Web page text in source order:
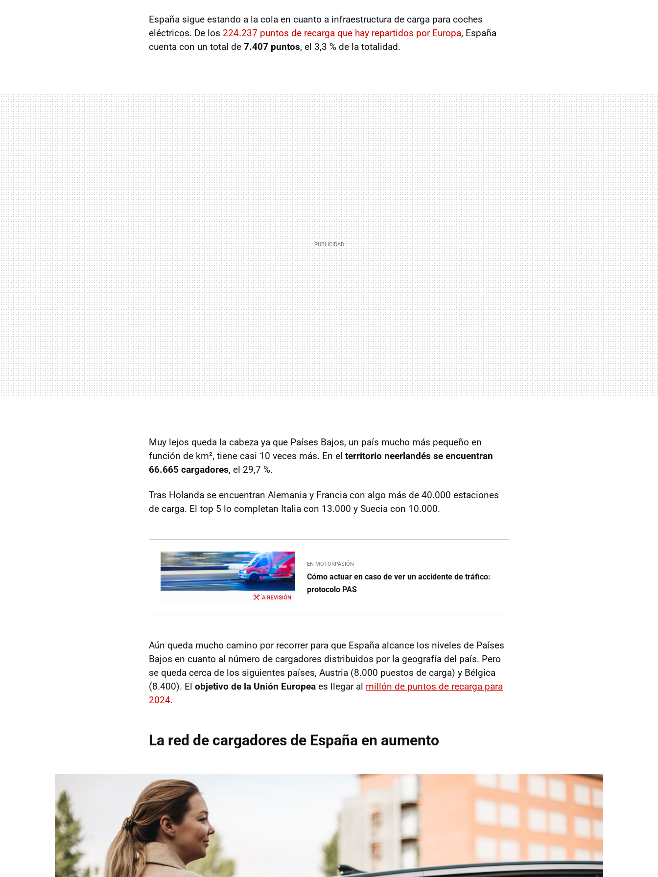
España sigue estando a la cola en cuanto a infraestructura de carga para coches
eléctricos. De los 224.237 puntos de recarga que hay repartidos por Europa, España
cuenta con un total de 7.407 puntos, el 3,3 % de la totalidad.
Muy lejos queda la cabeza ya que Países Bajos, un país mucho más pequeño en
función de km², tiene casi 10 veces más. En el territorio neerlandés se encuentran
66.665 cargadores, el 29,7 %.
Tras Holanda se encuentran Alemania y Francia con algo más de 40.000 estaciones
de carga. El top 5 lo completan Italia con 13.000 y Suecia con 10.000.
EN MOTORPASIÓN
Cómo actuar en caso de ver un accidente de tráfico:
protocolo PAS
Aún queda mucho camino por recorrer para que España alcance los niveles de Países
Bajos en cuanto al número de cargadores distribuidos por la geografía del país. Pero
se queda cerca de los siguientes países, Austria (8.000 puestos de carga) y Bélgica
(8.400). El objetivo de la Unión Europea es llegar al millón de puntos de recarga para
2024.
La red de cargadores de España en aumento